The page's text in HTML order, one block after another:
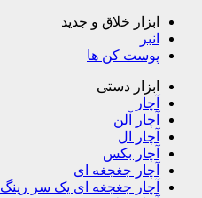
ابزار خلاق و جدید
انبر
پوست کن ها
ابزار دستی
آچار
آچار آلن
آچار ال
آچار بکس
آچار جغجغه ای
آچار جغجغه ای یک سر رینگ